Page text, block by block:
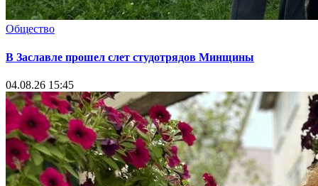
Общество
В Заславле прошел слет студотрядов Минщины
04.08.26 15:45